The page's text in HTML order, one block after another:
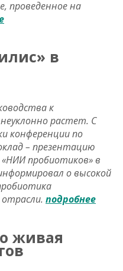
проведенное на
в
к
растет. С
конференции по
– презентацию
пробиотиков» в
о высокой
подробнее
живая